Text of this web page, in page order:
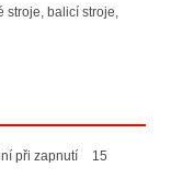
stroje, balicí stroje,
při zapnutí
15